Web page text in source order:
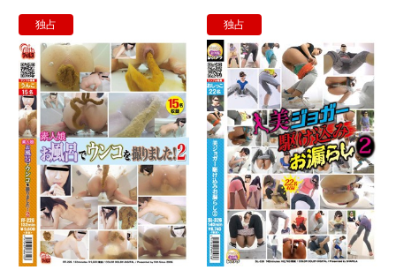
独占
素人娘 お風呂でウンコを撮りました
独占